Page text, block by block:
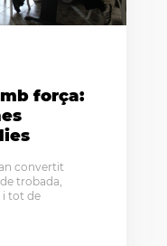
força:
convertit
trobada,
i tot de